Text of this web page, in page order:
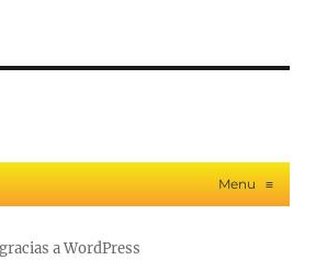
Menu ≡
a WordPress